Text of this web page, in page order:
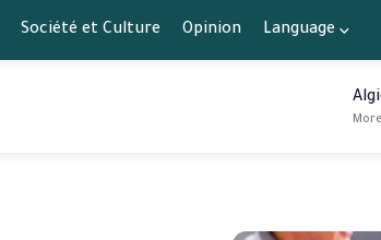
Société et Culture Opinion Language